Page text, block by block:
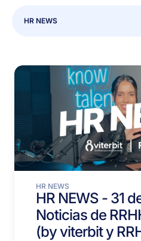
HR NEWS
HR NEWS
HR NEWS - 31
Noticias de
(by viterbit y